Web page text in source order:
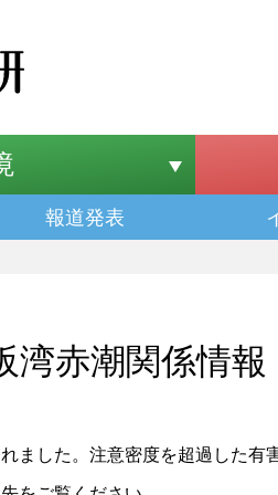
報道発表
湾赤潮関係情
ました。注意密度を超過した有